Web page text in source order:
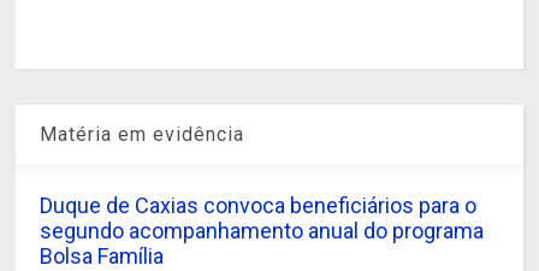
Matéria em evidência
Duque de Caxias convoca beneficiários para o
segundo acompanhamento anual do programa
Bolsa Família